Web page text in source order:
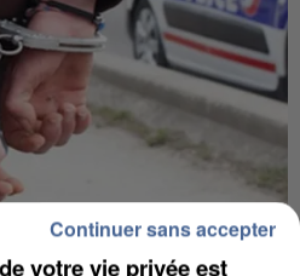
SUPPOSÉS DE LA DZ
votre vie privée est
Continuer sans accepter